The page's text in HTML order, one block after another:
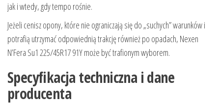
jak i wtedy, gdy tempo rośnie.
Jeżeli cenisz opony, które nie ograniczają się do „suchych” warunków i
potrafią utrzymać odpowiednią trakcję również po opadach, Nexen
N’Fera Su1 225/45R17 91Y może być trafionym wyborem.
Specyfikacja techniczna i dane
producenta